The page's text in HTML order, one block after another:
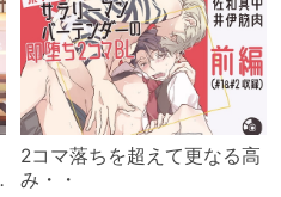
2コマ落ちを超えて更なる高
み・・